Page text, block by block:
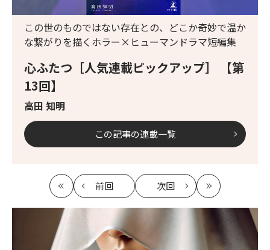
心ふたつ［人気連載ピックアップ］ 【第
13回】
高田 知明
この世のものではない存在との、どこか奇妙で温か
な繋がりを描くホラー×ヒューマンドラマ短編集
この記事の連載一覧
最
初
前回
記
事
へ
次回
記
最
新